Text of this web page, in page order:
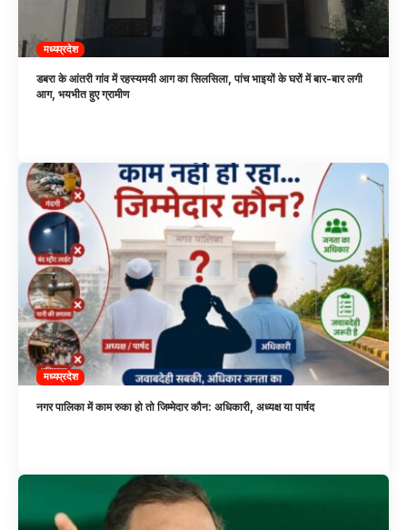
मध्यप्रदेश
डबरा के आंतरी गांव में रहस्यमयी आग का सिलसिला, पांच भाइयों के घरों में बार-बार लगी
आग, भयभीत हुए ग्रामीण
मध्यप्रदेश
नगर पालिका में काम रुका हो तो जिम्मेदार कौन: अधिकारी, अध्यक्ष या पार्षद